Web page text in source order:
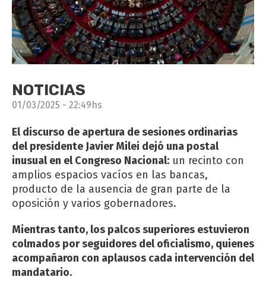
NOTICIAS
01/03/2025 - 22:49hs
El discurso de apertura de sesiones ordinarias
del presidente Javier Milei dejó una postal
inusual en el Congreso Nacional: un recinto con
amplios espacios vacíos en las bancas,
producto de la ausencia de gran parte de la
oposición y varios gobernadores.
Mientras tanto, los palcos superiores estuvieron
colmados por seguidores del oficialismo, quienes
acompañaron con aplausos cada intervención del
mandatario.